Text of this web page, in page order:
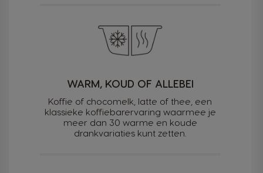
WARM, KOUD OF ALLEBEI
Koffie of chocomelk, latte of thee, een
klassieke koffiebarervaring waarmee je
meer dan 30 warme en koude
drankvariaties kunt zetten.